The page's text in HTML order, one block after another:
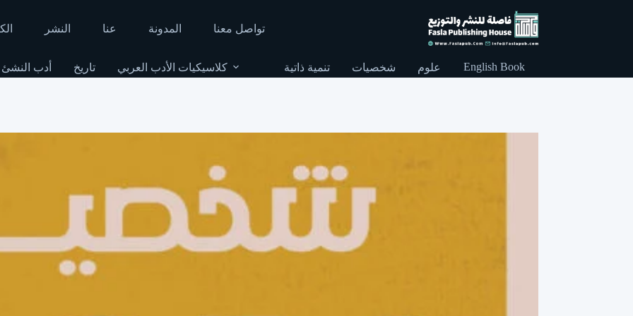
النشر عنا المدونة تواصل معنا
أدب النشئ تاريخ كلاسيكيات الأدب العربي تنمية ذاتية شخصيات علوم English Book